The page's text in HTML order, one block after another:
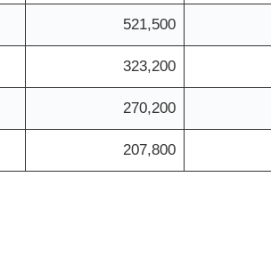
521,500
323,200
270,200
207,800